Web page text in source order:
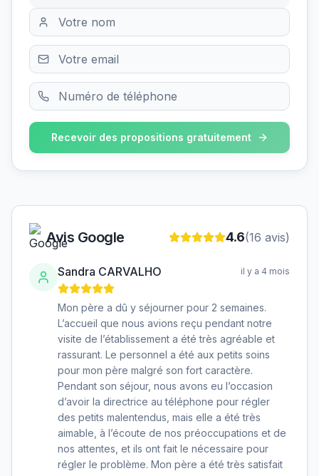
Recevoir des propositions gratuitement
Avis Google 4.6(16 avis)
Sandra CARVALHO il y a 4 mois
Mon père a dû y séjourner pour 2 semaines.
L’accueil que nous avions reçu pendant notre
visite de l’établissement a été très agréable et
rassurant. Le personnel a été aux petits soins
pour mon père malgré son fort caractère.
Pendant son séjour, nous avons eu l’occasion
d’avoir la directrice au téléphone pour régler
des petits malentendus, mais elle a été très
aimable, à l’écoute de nos préoccupations et de
nos attentes, et ils ont fait le nécessaire pour
régler le problème. Mon père a été très satisfait